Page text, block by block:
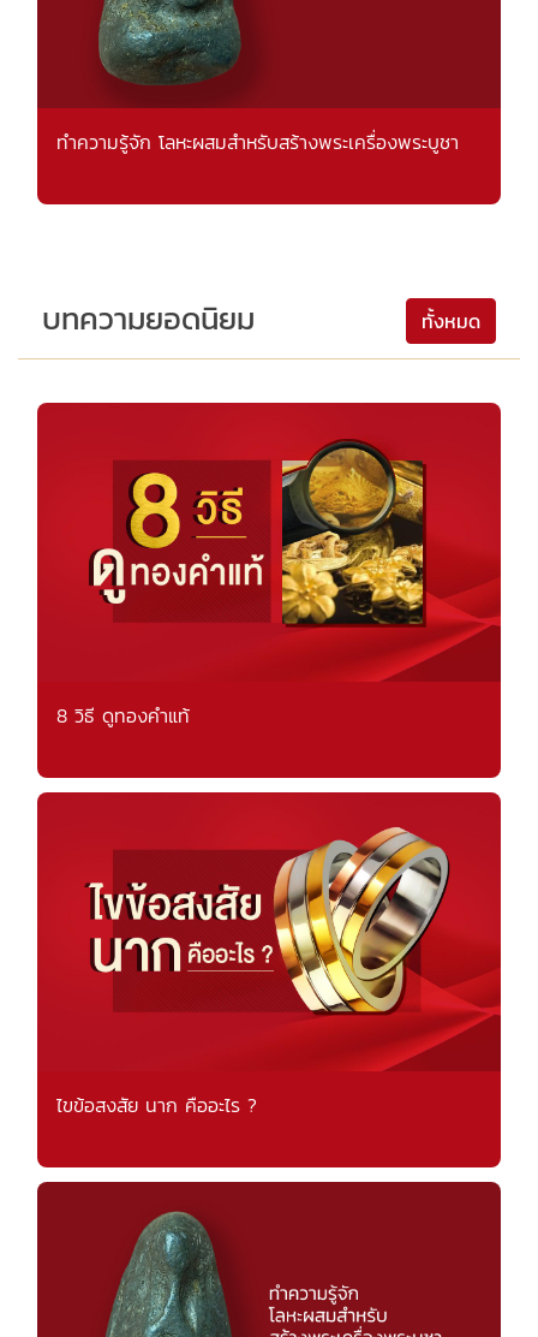
ทำความรู้จัก โลหะผสมสำหรับสร้างพระเครื่องพระบูชา
บทความยอดนิยม ทั้งหมด
8 วิธี ดูทองคำแท้
ไขข้อสงสัย นาก คืออะไร ?